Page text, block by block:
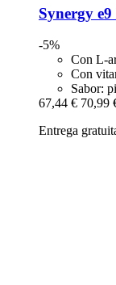
Synergy
-5%
Con L-
Con
Sabor:
67,44 € 70,99
Entrega